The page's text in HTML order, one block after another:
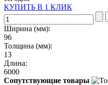
КУПИТЬ В 1 КЛИК
Ширина (мм):
96
Толщина (мм):
13
Длина:
6000
Сопутствующие товары